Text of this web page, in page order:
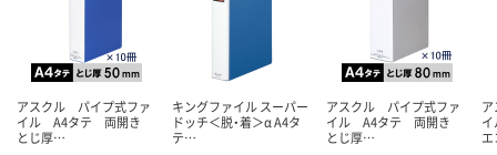
アスクル パイプ式ファ
イル A4タテ 両開き
とじ厚…
キングファイル スーパー
ドッチ＜脱・着＞α A4タ
テ…
アスクル パイプ式ファ
イル A4タテ 両開き
とじ厚…